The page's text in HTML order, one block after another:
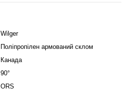
Wilger
Поліпропілен армований склом
Канада
90°
ORS